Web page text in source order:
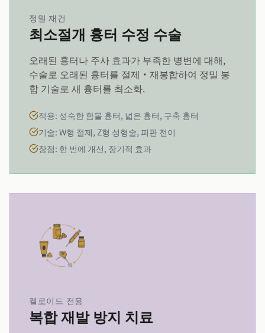
정밀 재건
최소절개 흉터 수정 수술
오래된 흉터나 주사 효과가 부족한 병변에 대해,
수술로 오래된 흉터를 절제·재봉합하여 정밀 봉
합 기술로 새 흉터를 최소화.
적용: 성숙한 함몰 흉터, 넓은 흉터, 구축 흉터
기술: W형 절제, Z형 성형술, 피판 전이
장점: 한 번에 개선, 장기적 효과
켈로이드 전용
복합 재발 방지 치료